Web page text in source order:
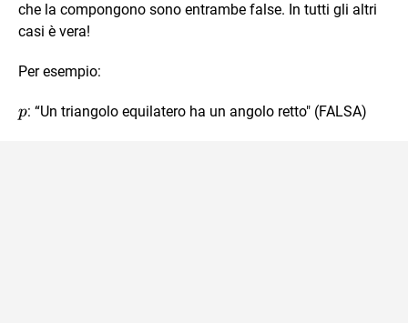
che la compongono sono entrambe false. In tutti gli altri
casi è vera!
Per esempio:
p
p: “Un triangolo equilatero ha un angolo retto" (FALSA)